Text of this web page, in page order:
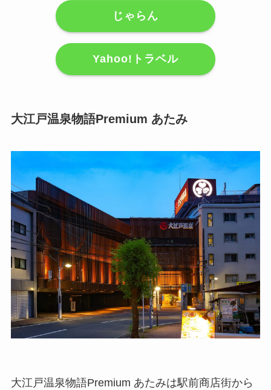
じゃらん
Yahoo!トラベル
大江戸温泉物語Premium あたみ
大江戸温泉物語Premium あたみは駅前商店街から